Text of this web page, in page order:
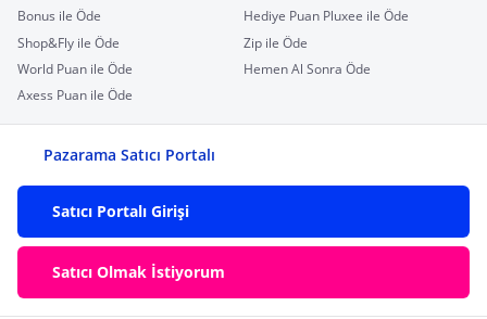
Bonus ile Öde
Hediye Puan Pluxee ile Öde
Shop&Fly ile Öde
Zip ile Öde
World Puan ile Öde
Hemen Al Sonra Öde
Axess Puan ile Öde
Pazarama Satıcı Portalı
Satıcı Portalı Girişi
Satıcı Olmak İstiyorum